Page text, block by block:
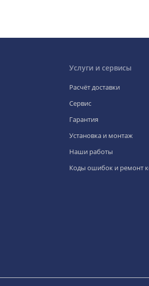
Услуги и сервисы
Расчёт доставки
Сервис
Гарантия
Установка и монтаж
Наши работы
Коды ошибок и ремонт